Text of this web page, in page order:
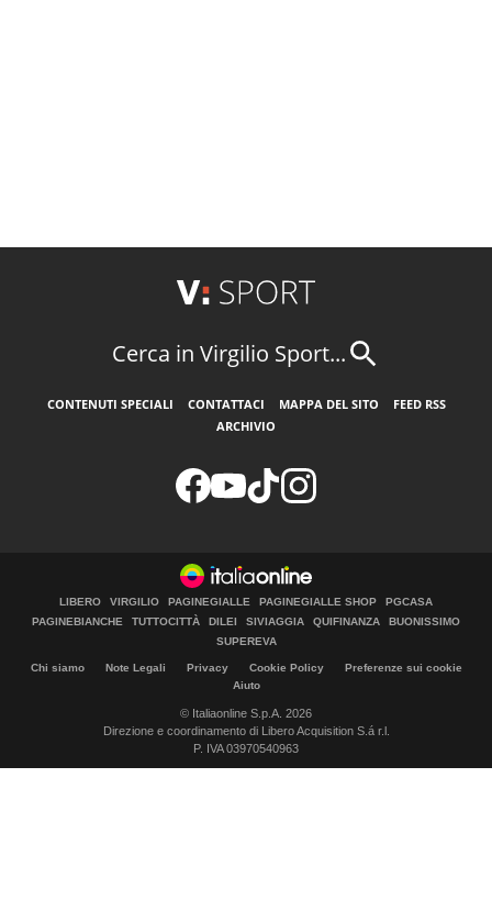
Cerca in Virgilio Sport...
CONTENUTI SPECIALI CONTATTACI MAPPA DEL SITO
FEED RSS
ARCHIVIO
LIBERO VIRGILIO PAGINEGIALLE PAGINEGIALLE SHOP
PGCASA
PAGINEBIANCHE
TUTTOCITTÀ DILEI SIVIAGGIA QUIFINANZA
BUONISSIMO
SUPEREVA
Chi siamo Note Legali Privacy Cookie Policy
Preferenze sui cookie
Aiuto
© Italiaonline S.p.A. 2026
Direzione e coordinamento di Libero Acquisition S.á r.l.
P. IVA 03970540963